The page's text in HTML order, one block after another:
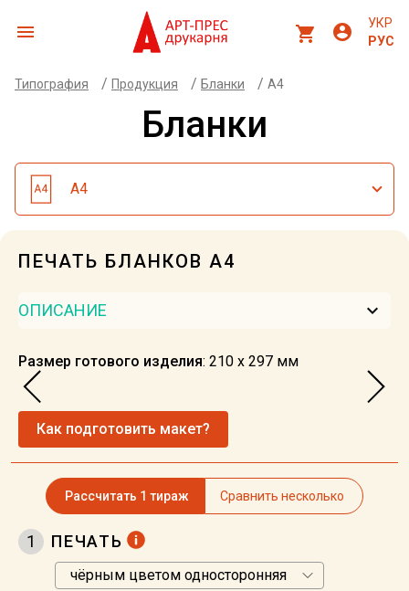
menu shopping_cart account_circle
УКР
РУС
Типография / Продукция / Бланки / А4
Бланки
А4
ПЕЧАТЬ БЛАНКОВ А4
ОПИСАНИЕ keyboard_arrow_down
Размер готового изделия: 210 х 297 мм
Как подготовить макет?
Рассчитать 1 тираж Сравнить несколько
1 ПЕЧАТЬ